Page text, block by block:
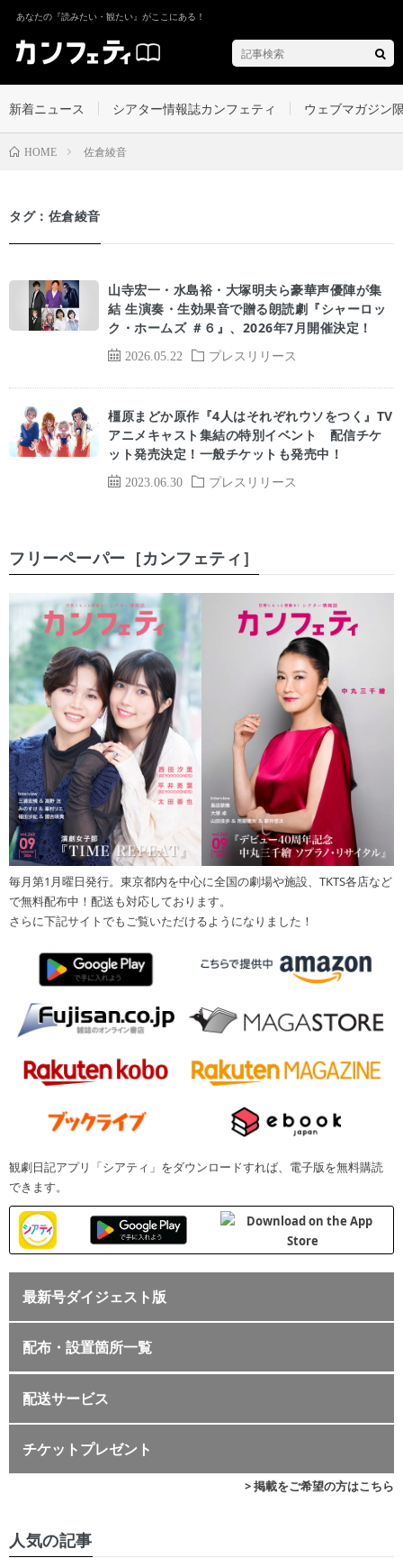
あなたの『読みたい・観たい』がここにある！
新着ニュース シアター情報誌カンフェティ ウェブマガジン
HOME 佐倉綾音
タグ：佐倉綾音
2026.05.22 プレスリリース
山寺宏一・水島裕・大塚明夫ら豪華声優陣が集
結 生演奏・生効果音で贈る朗読劇『シャーロッ
ク・ホームズ ＃６』、2026年7月開催決定！
2023.06.30 プレスリリース
橿原まどか原作『4人はそれぞれウソをつく』TV
アニメキャスト集結の特別イベント 配信チケ
ット発売決定！一般チケットも発売中！
フリーペーパー［カンフェティ］
毎月第1月曜日発行。東京都内を中心に全国の劇場や施設、TKTS各店など
で無料配布中！配送も対応しております。
さらに下記サイトでもご覧いただけるようになりました！
観劇日記アプリ「シアティ」をダウンロードすれば、電子版を無料購読
できます。
最新号ダイジェスト版
配布・設置箇所一覧
配送サービス
チケットプレゼント
> 掲載をご希望の方はこちら
人気の記事